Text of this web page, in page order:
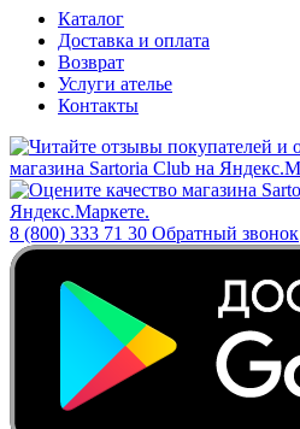
Каталог
Доставка и оплата
Возврат
Услуги ателье
Контакты
8 (800) 333 71 30 Обратный звонок